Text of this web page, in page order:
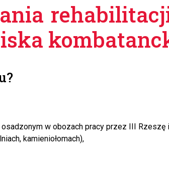
w obozach pracy przez III Rzeszę
kamieniołomach),